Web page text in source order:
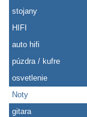
stojany
HIFI
auto hifi
púzdra / kufre
osvetlenie
Noty
gitara